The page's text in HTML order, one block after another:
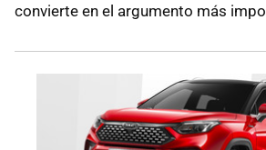
convierte en el argumento más